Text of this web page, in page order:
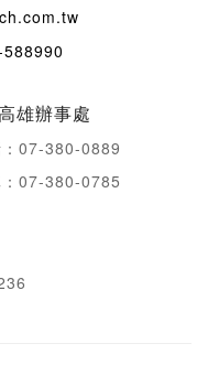
588990
雄辦事處
：07-380-0889
07-380-0785